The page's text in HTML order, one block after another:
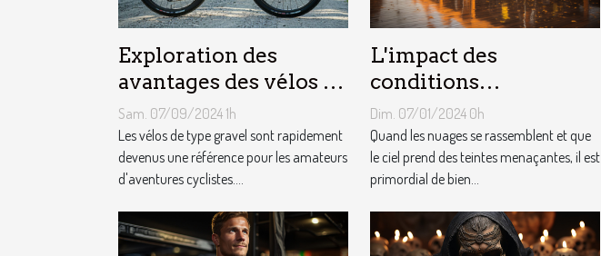
Exploration des
avantages des vélos de
type gravel pour les
aventuriers
Sam. 07/09/2024 1h
Les vélos de type gravel sont rapidement
devenus une référence pour les amateurs
d'aventures cyclistes....
L'impact des
conditions
météorologiques sur
le choix des tentes
publicitaires
Dim. 07/01/2024 0h
Quand les nuages se rassemblent et que
le ciel prend des teintes menaçantes, il est
primordial de bien...